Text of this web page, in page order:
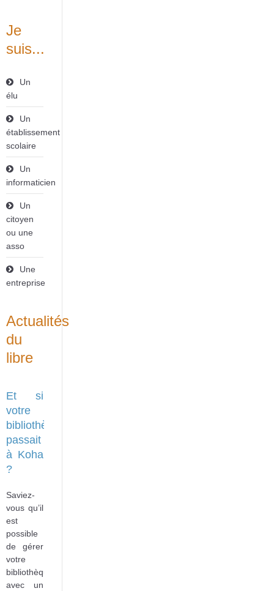
Je
suis...
Un
élu
Un
établissement
scolaire
Un
informaticien
Un
citoyen
ou une
asso
Une
entreprise
Actualités
du
libre
Et si
votre
bibliothèque
passait
à Koha
?
Saviez-
vous qu’il
est
possible
de gérer
votre
bibliothèque
avec un